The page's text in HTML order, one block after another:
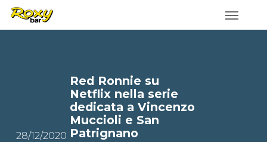
Skip
Red Ronnie su
Netflix nella serie
dedicata a Vincenzo
Muccioli e San
Patrignano
28/12/2020